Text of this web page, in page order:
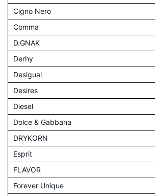
Cigno Nero
Comma
D.GNAK
Derhy
Desigual
Desires
Diesel
Dolce & Gabbana
DRYKORN
Esprit
FLAVOR
Forever Unique